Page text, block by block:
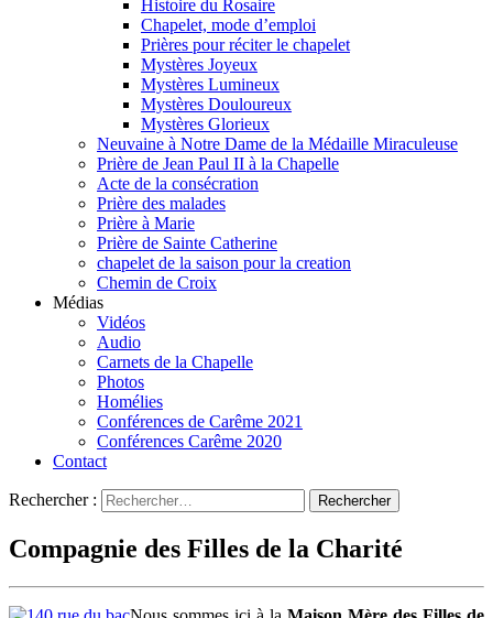
Histoire du Rosaire
Chapelet, mode d’emploi
Prières pour réciter le chapelet
Mystères Joyeux
Mystères Lumineux
Mystères Douloureux
Mystères Glorieux
Neuvaine à Notre Dame de la Médaille Miraculeuse
Prière de Jean Paul II à la Chapelle
Acte de la consécration
Prière des malades
Prière à Marie
Prière de Sainte Catherine
chapelet de la saison pour la creation
Chemin de Croix
Médias
Vidéos
Audio
Carnets de la Chapelle
Photos
Homélies
Conférences de Carême 2021
Conférences Carême 2020
Contact
Rechercher :
Compagnie des Filles de la Charité